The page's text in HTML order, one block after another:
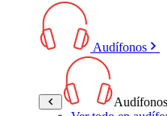
Audífonos
Audífonos